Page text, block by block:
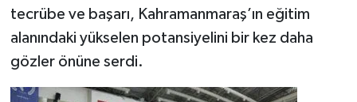
tecrübe ve başarı, Kahramanmaraş’ın eğitim
alanındaki yükselen potansiyelini bir kez daha
gözler önüne serdi.